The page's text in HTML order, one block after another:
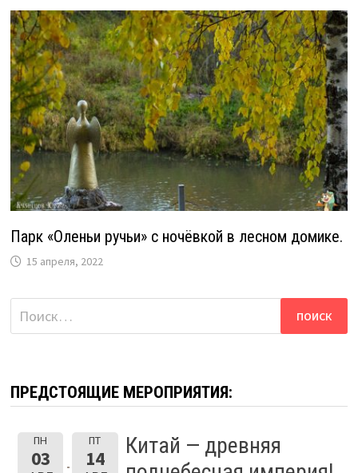
Парк «Оленьи ручьи» с ночёвкой в лесном домике.
15 апреля, 2022
Найти:
ПРЕДСТОЯЩИЕ МЕРОПРИЯТИЯ:
ПН
03
ПТ
14
Китай — древняя